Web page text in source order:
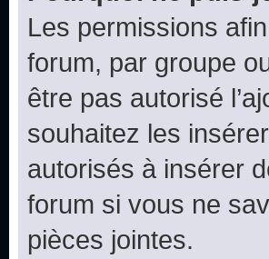
Les permissions
forum, par groupe
être pas autorisé
souhaitez les
autorisés à insérer
forum si vous ne
pièces jointes.